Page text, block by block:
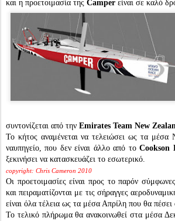
και η προετοιμασία της Camper είναι σε καλό
συντονίζεται από την Emirates Team New
Το κήτος αναμένεται να τελειώσει ως τα μέσα
ναυπηγείο, που δεν είναι άλλο από τοCookson
ξεκινήσει να κατασκευάζει το εσωτερικό.
copyright: Chris Cameron 2010
Οι προετοιμασίες είναι προς το παρόν
και πειραματίζονται με τις σήραγγες
είναι όλα τέλεια ως τα μέσα Απρίλη που θα
Το τελικό πλήρωμα θα ανακοινωθεί στα μέσα